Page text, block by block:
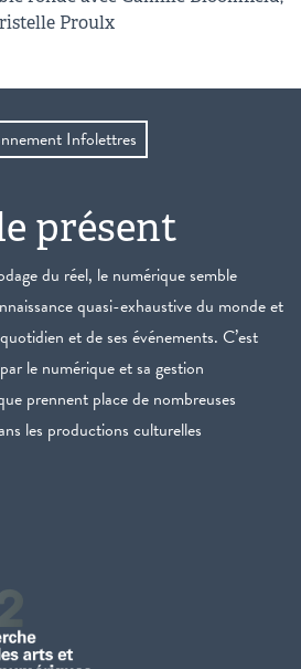
Proulx
Infolettres
présent
du réel, le numérique semble
quasi-exhaustive du monde et
et de ses événements. C’est
le numérique et sa gestion
prennent place de nombreuses
les productions culturelles